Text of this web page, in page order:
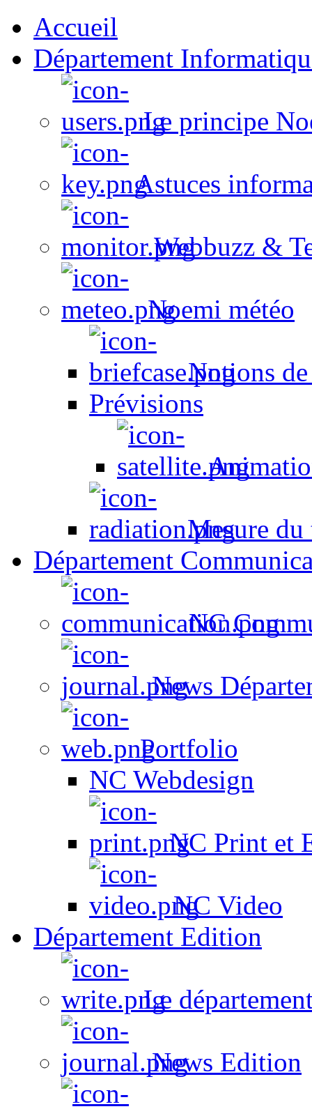
Accueil
Département
Le principe
Astuces
Webbuzz &
Noemi météo
Notions
Prévisions
Mesure du
Département
NC
News
Portfolio
NC Webdesign
NC Print et
NC Video
Département Edition
Le
News Edition